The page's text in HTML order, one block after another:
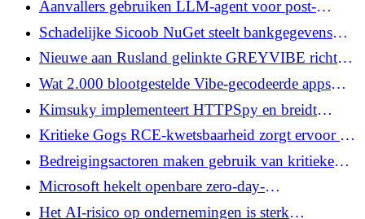
Aanvallers gebruiken LLM-agent voor post-
exploitatie na Marimo CVE-2026-39987-exploit
Schadelijke Sicoob NuGet steelt bankgegevens
terwijl npm-pakketten zich richten op
cloudgeheimen
Nieuwe aan Rusland gelinkte GREYVIBE richt
zich op Oekraïne met AI-aangedreven
cyberaanvallen
Wat 2.000 blootgestelde Vibe-gecodeerde apps
onthullen over de grenzen van de meeste
beveiligingsstacks
Kimsuky implementeert HTTPSpy en breidt
Arsenal uit met HelloDoor en VS Code Tunnels
Kritieke Gogs RCE-kwetsbaarheid zorgt ervoor dat
elke geverifieerde gebruiker willekeurige code kan
uitvoeren
Bedreigingsactoren maken gebruik van kritieke
FortiClient EMS-fout om inloggegevens te stelen
Microsoft hekelt openbare zero-day-
openbaarmakingen te midden van verwijdering
Het AI-risico op ondernemingen is sterk